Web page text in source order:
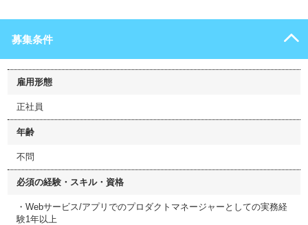
募集条件
雇用形態
正社員
年齢
不問
必須の経験・スキル・資格
・Webサービス/アプリでのプロダクトマネージャーとしての実務経
験1年以上